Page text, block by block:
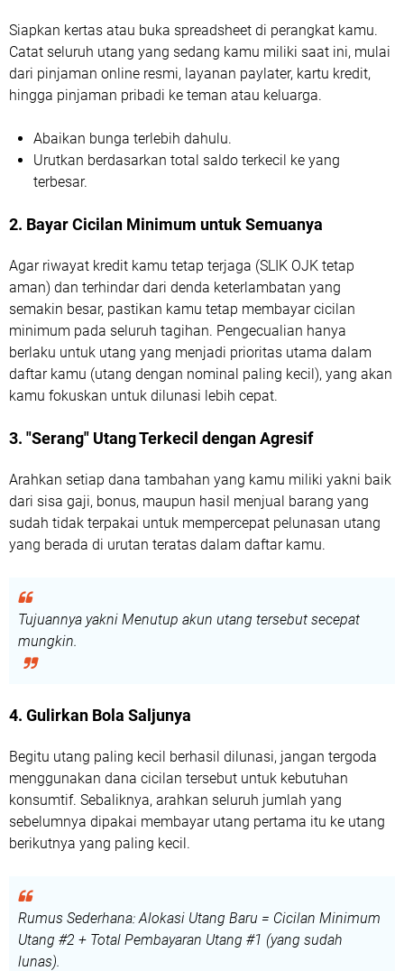
Siapkan kertas atau buka spreadsheet di perangkat kamu.
Catat seluruh utang yang sedang kamu miliki saat ini, mulai
dari pinjaman online resmi, layanan paylater, kartu kredit,
hingga pinjaman pribadi ke teman atau keluarga.
Abaikan bunga terlebih dahulu.
Urutkan berdasarkan total saldo terkecil ke yang
terbesar.
2. Bayar Cicilan Minimum untuk Semuanya
Agar riwayat kredit kamu tetap terjaga (SLIK OJK tetap
aman) dan terhindar dari denda keterlambatan yang
semakin besar, pastikan kamu tetap membayar cicilan
minimum pada seluruh tagihan. Pengecualian hanya
berlaku untuk utang yang menjadi prioritas utama dalam
daftar kamu (utang dengan nominal paling kecil), yang akan
kamu fokuskan untuk dilunasi lebih cepat.
3. "Serang" Utang Terkecil dengan Agresif
Arahkan setiap dana tambahan yang kamu miliki yakni baik
dari sisa gaji, bonus, maupun hasil menjual barang yang
sudah tidak terpakai untuk mempercepat pelunasan utang
yang berada di urutan teratas dalam daftar kamu.
Tujuannya yakni Menutup akun utang tersebut secepat
mungkin.
4. Gulirkan Bola Saljunya
Begitu utang paling kecil berhasil dilunasi, jangan tergoda
menggunakan dana cicilan tersebut untuk kebutuhan
konsumtif. Sebaliknya, arahkan seluruh jumlah yang
sebelumnya dipakai membayar utang pertama itu ke utang
berikutnya yang paling kecil.
Rumus Sederhana: Alokasi Utang Baru = Cicilan Minimum
Utang #2 + Total Pembayaran Utang #1 (yang sudah
lunas).